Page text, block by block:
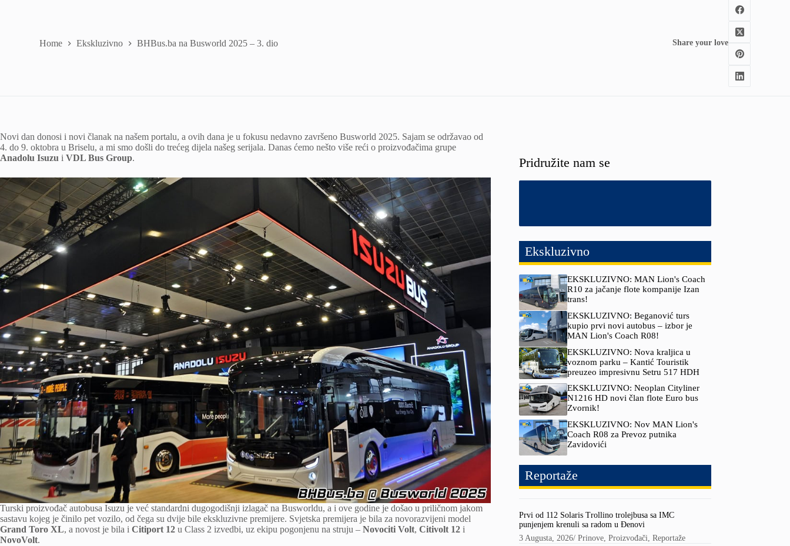
Home Ekskluzivno BHBus.ba na Busworld 2025 – 3. dio Share your love
Novi dan donosi i novi članak na našem portalu, a ovih dana je u fokusu nedavno završeno Busworld 2025. Sajam se održavao od
4. do 9. oktobra u Briselu, a mi smo došli do trećeg dijela našeg serijala. Danas ćemo nešto više reći o proizvođačima grupe
Anadolu Isuzu i VDL Bus Group.
Turski proizvođač autobusa Isuzu je već standardni dugogodišnji izlagač na Busworldu, a i ove godine je došao u priličnom jakom
sastavu kojeg je činilo pet vozilo, od čega su dvije bile ekskluzivne premijere. Svjetska premijera je bila za novorazvijeni model
Grand Toro XL, a novost je bila i Citiport 12 u Class 2 izvedbi, uz ekipu pogonjenu na struju – Novociti Volt, Citivolt 12 i
NovoVolt.
Pridružite nam se
Ekskluzivno
EKSKLUZIVNO: MAN Lion's Coach
R10 za jačanje flote kompanije Izan
trans!
EKSKLUZIVNO: Beganović turs
kupio prvi novi autobus – izbor je
MAN Lion's Coach R08!
EKSKLUZIVNO: Nova kraljica u
voznom parku – Kantić Touristik
preuzeo impresivnu Setru 517 HDH
EKSKLUZIVNO: Neoplan Cityliner
N1216 HD novi član flote Euro bus
Zvornik!
EKSKLUZIVNO: Nov MAN Lion's
Coach R08 za Prevoz putnika
Zavidovići
Reportaže
Prvi od 112 Solaris Trollino trolejbusa sa IMC
punjenjem krenuli sa radom u Đenovi
3 Augusta, 2026/Prinove,Proizvođači,Reportaže